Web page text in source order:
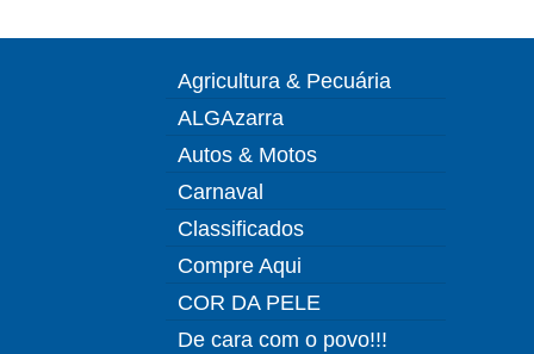
Agricultura & Pecuária
ALGAzarra
Autos & Motos
Carnaval
Classificados
Compre Aqui
COR DA PELE
De cara com o povo!!!